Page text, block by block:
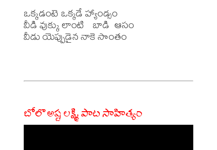
ఒక్కడంటె ఒక్కడే హ్యాండ్సం
వీడి వుక్కు లాంటి   బాడి  ఆసం
వీడు యెప్పుడైన నాకె సొంతం
బోలొ అష్ట లక్ష్మి పాట సాహిత్యం